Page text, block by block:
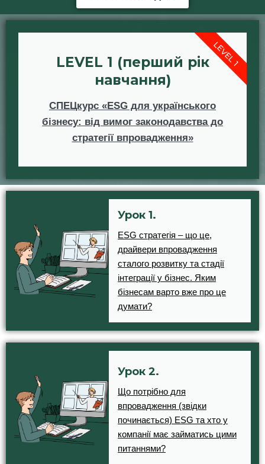
LEVEL 1 (перший рік
навчання)
СПЕЦкурс «ESG для українського
бізнесу: від вимог законодавства до
стратегії впровадження»
LEVEL 1
Урок 1.
ESG стратегія – що це,
драйвери впровадження
сталого розвитку та стадії
інтеграції у бізнес. Яким
бізнесам варто вже про це
думати?
Урок 2.
Що потрібно для
впровадження (звідки
починається) ESG та хто у
компанії має займатись цими
питаннями?